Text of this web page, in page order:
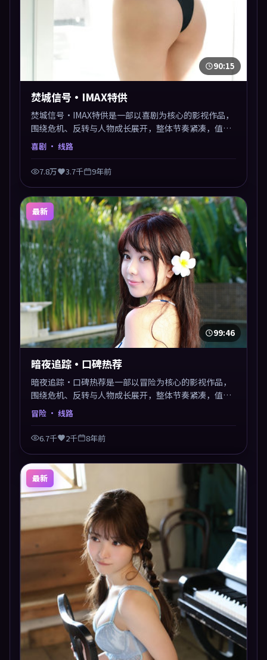
90:15
焚城信号·IMAX特供
焚城信号·IMAX特供是一部以喜剧为核心的影视作品，
围绕危机、反转与人物成长展开，整体节奏紧凑，值得
推荐观看。
喜剧 · 线路
7.8万 3.7千 9年前
最新
99:46
暗夜追踪·口碑热荐
暗夜追踪·口碑热荐是一部以冒险为核心的影视作品，
围绕危机、反转与人物成长展开，整体节奏紧凑，值得
推荐观看。
冒险 · 线路
6.7千 2千 8年前
最新